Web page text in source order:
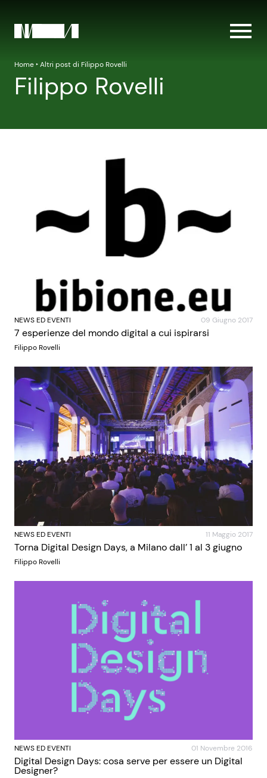
Home‣Altri post di Filippo Rovelli
Filippo Rovelli
NEWS ED EVENTI 09 Giugno 2017
7 esperienze del mondo digital a cui ispirarsi
Filippo Rovelli
NEWS ED EVENTI 11 Maggio 2017
Torna Digital Design Days, a Milano dall’ 1 al 3 giugno
Filippo Rovelli
NEWS ED EVENTI 01 Novembre 2016
Digital Design Days: cosa serve per essere un Digital
Designer?